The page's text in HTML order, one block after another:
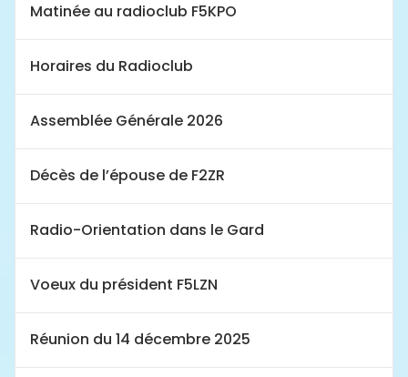
Matinée au radioclub F5KPO
Horaires du Radioclub
Assemblée Générale 2026
Décès de l’épouse de F2ZR
Radio-Orientation dans le Gard
Voeux du président F5LZN
Réunion du 14 décembre 2025